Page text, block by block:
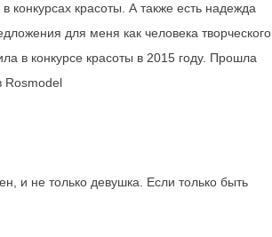
в конкурсах красоты. А также есть надежда
для меня как человека творческого
в конкурсе красоты в 2015 году. Прошла
Rosmodel
и не только девушка. Если только быть